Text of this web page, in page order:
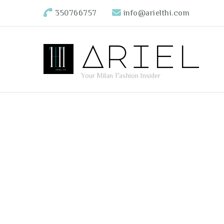
350766757 info@arielthi.com
Ariel
Your Milan Fashion Insider